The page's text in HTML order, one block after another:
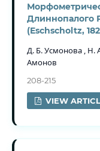
Длиннопалого
(Eschscholtz,
Д. Б. Усмонова , Н.
Амонов
208-215
VIEW